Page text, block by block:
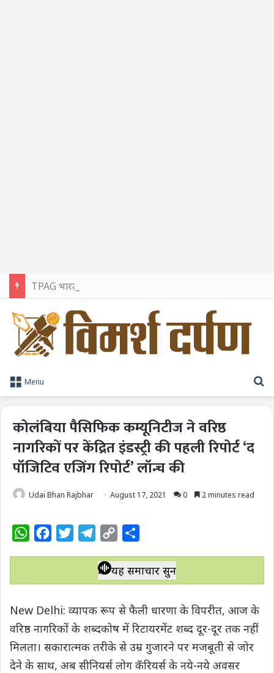
Menu
कोलंबिया पैसिफिक कम्यूनिटीज ने वरिष्ठ
नागरिकों पर केंद्रित इंडस्ट्री की पहली रिपोर्ट ‘द
पॉजिटिव एजिंग रिपोर्ट’ लॉन्च की
Udai Bhan Rajbhar August 17, 2021 0 2 minutes read
W
t
A
p
p
e
o
o
k
t
e
r
l
e
a
m
p
y
L
n
k
a
r
e
यह समाचार सुनें
New Delhi: व्यापक रूप से फैली धारणा के विपरीत, आज के
वरिष्ठ नागरिकों के शब्दकोष में रिटायरमेंट शब्द दूर-दूर तक नहीं
मिलता। सकारात्मक तरीके से उम्र गुजारने पर मजबूती से जोर
देने के साथ, अब सीनियर्स लोग कॅरियर्स के नये-नये अवसर